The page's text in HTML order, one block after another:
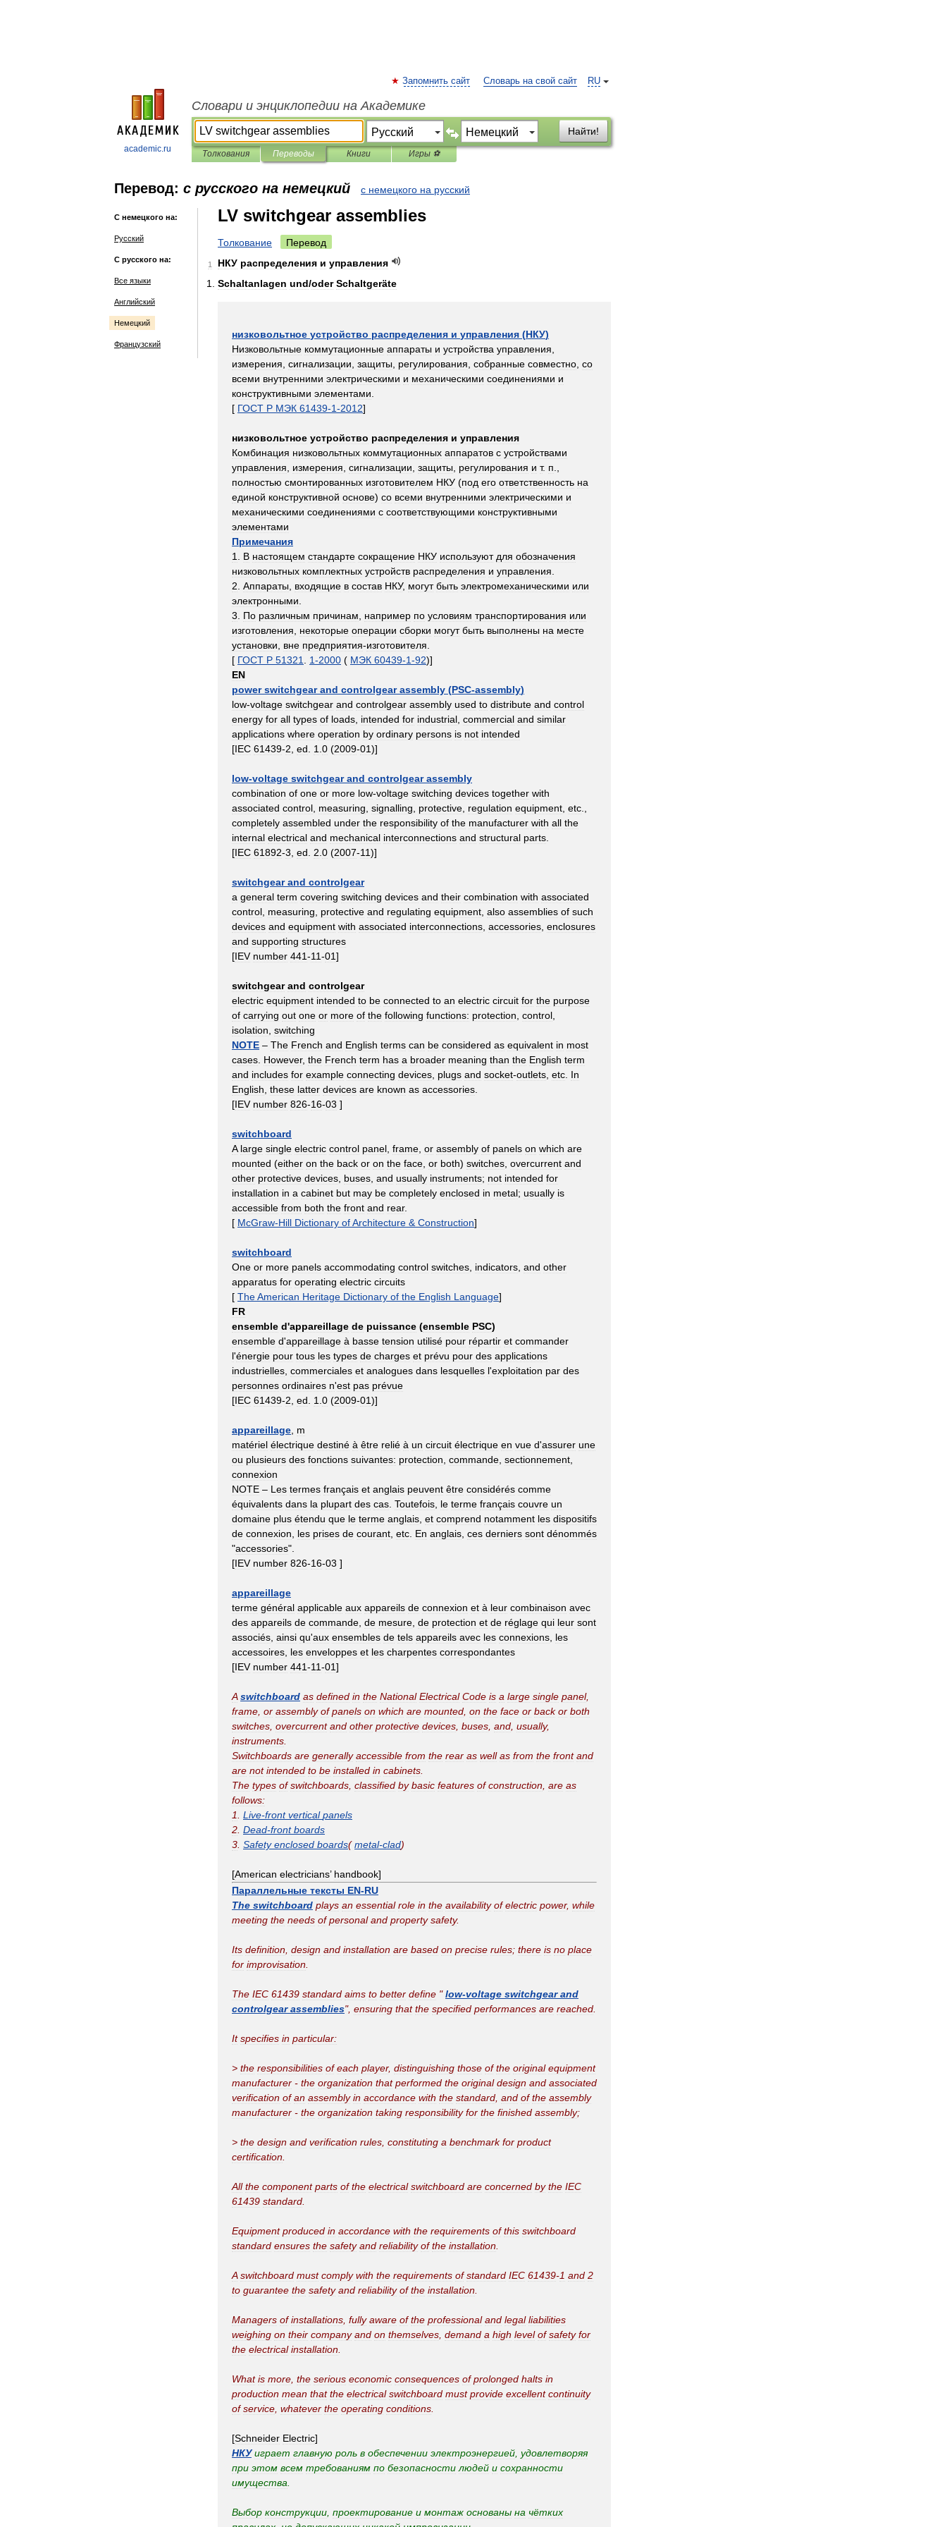
academic.ru
RU
Запомнить сайт Словарь на свой сайт
Словари и энциклопедии на Академике
Найти!
Толкования Переводы Книги Игры ⚽
Перевод: с русского на немецкий с немецкого на русский
С немецкого на:
Русский
С русского на:
Все языки
Английский
Немецкий
Французский
LV switchgear assemblies
Толкование Перевод
1 НКУ распределения и управления
Schaltanlagen und/oder Schaltgeräte
низковольтное устройство распределения и управления (НКУ)
Низковольтные коммутационные аппараты и устройства управления
измерения сигнализации защиты регулирования собранные совместно со
всеми внутренними электрическими и механическими соединениями и
конструктивными элементами
[ ГОСТ Р МЭК 61439-1-2012]
низковольтное устройство распределения и управления
Комбинация низковольтных коммутационных аппаратов с устройствами
управления
измерения сигнализации защиты регулирования и т. п
полностью смонтированных изготовителем НКУ (под его ответственность на
единой конструктивной основе) со всеми внутренними электрическими и
механическими соединениями с соответствующими конструктивными
элементами
Примечания
1
В настоящем стандарте сокращение НКУ используют для обозначения
низковольтных комплектных устройств распределения и управления
2 Аппараты входящие в состав НКУ, могут быть электромеханическими или
электронными
3
По различным причинам например по условиям транспортирования или
изготовления
некоторые операции сборки могут быть выполнены на месте
установки
вне предприятия-изготовителя
[ ГОСТ Р 51321 1-2000 ( МЭК 60439-1-92)]
EN
power switchgear and controlgear assembly (PSC-assembly)
low-voltage switchgear and controlgear assembly used to distribute and control
energy for all types of loads intended for industrial commercial and similar
applications where operation by ordinary persons is not intended
[IEC 61439-2 ed 1 0 (2009-01)]
low-voltage switchgear and controlgear assembly
combination of one or more low-voltage switching devices together with
associated control measuring signalling protective regulation equipment etc
completely assembled under the responsibility of the manufacturer with all the
internal electrical and mechanical interconnections and structural parts
[IEC 61892-3 ed 2 0 (2007-11)]
switchgear and controlgear
a general term covering switching devices and their combination with associated
control measuring protective and regulating equipment also assemblies of such
devices and equipment with associated interconnections accessories enclosures
and supporting structures
[IEV number 441-11-01]
switchgear and controlgear
electric equipment intended to be connected to an electric circuit for the purpose
of carrying out one or more of the following functions: protection control
isolation switching
NOTE – The French and English terms can be considered as equivalent in most
cases However, the French term has a broader meaning than the English term
and includes for example connecting devices plugs and socket-outlets etc In
English these latter devices are known as accessories
[IEV number 826-16-03 ]
switchboard
A large single electric control panel frame or assembly of panels on which are
mounted (either on the back or on the face or both) switches overcurrent and
other protective devices buses and usually instruments; not intended for
installation in a cabinet but may be completely enclosed in metal; usually is
accessible from both the front and rear.
[ McGraw-Hill Dictionary ofArchitecture & Construction]
switchboard
One or more panels accommodating control switches indicators and other
apparatus for operating electric circuits
[ TheAmerican Heritage Dictionary of the English Language]
FR
ensemble d'appareillage de puissance (ensemble PSC)
ensemble d'appareillage à basse tension utilisé pour répartir et commander
l'énergie pour tous les types de charges et prévu pour des applications
industrielles commerciales et analogues dans lesquelles l'exploitation par des
personnes ordinaires n'est pas prévue
[IEC 61439-2 ed 1 0 (2009-01)]
appareillage m
matériel électrique destiné à être relié à un circuit électrique en vue d'assurer une
ou plusieurs des fonctions suivantes: protection commande sectionnement
connexion
NOTE – Les termes français et anglais peuvent être considérés comme
équivalents dans la plupart des cas Toutefois le terme français couvre un
domaine plus étendu que le terme anglais et comprend notamment les dispositifs
de connexion les prises de courant etc En anglais ces derniers sont dénommés
"accessories".
[IEV number 826-16-03 ]
appareillage
terme général applicable aux appareils de connexion et à leur combinaison avec
des appareils de commande de mesure de protection et de réglage qui leur sont
associés ainsi qu'aux ensembles de tels appareils avec les connexions les
accessoires les enveloppes et les charpentes correspondantes
[IEV number 441-11-01]
A switchboard as defined in the National Electrical Code is a large single panel,
frame or assembly of panels on which are mounted on the face or back or both
switches overcurrent and other protective devices buses and usually,
instruments
Switchboards are generally accessible from the rear as well as from the front and
are not intended to be installed in cabinets
The types of switchboards classified by basic features of construction are as
follows:
1
Live-front vertical panels
2 Dead-front boards
3 Safety enclosed boards(metal-clad)
[American electricians’ handbook]
Параллельные тексты EN-RU
The switchboard plays an essential role in the availability of electric power, while
meeting the needs of personal and property safety.
Its definition design and installation are based on precise rules; there is no place
for improvisation
The IEC 61439 standard aims to better define " low-voltage switchgear and
controlgear assemblies", ensuring that the specified performances are reached
It specifies in particular:
> the responsibilities of each player, distinguishing those of the original equipment
manufacturer - the organization that performed the original design and associated
verification of an assembly in accordance with the standard and of the assembly
manufacturer - the organization taking responsibility for the finished assembly;
> the design and verification rules constituting a benchmark for product
certification
All the component parts of the electrical switchboard are concerned by the IEC
61439 standard
Equipment produced in accordance with the requirements of this switchboard
standard ensures the safety and reliability of the installation
A switchboard must comply with the requirements of standard IEC 61439-1 and 2
to guarantee the safety and reliability of the installation
Managers of installations fully aware of the professional and legal liabilities
weighing on their company and on themselves demand a high level of safety for
the electrical installation
What is more the serious economic consequences of prolonged halts in
production mean that the electrical switchboard must provide excellent continuity
of service whatever the operating conditions
[Schneider Electric]
НКУ играет главную роль в обеспечении электроэнергией удовлетворяя
при этом всем требованиям по безопасности людей и сохранности
имущества
Выбор конструкции проектирование и монтаж основаны на чётких